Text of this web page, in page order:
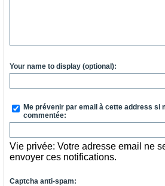
Your name to display (optional):
Me prévenir par email à cette address si
commentée:
Vie privée: Votre adresse email ne
envoyer ces notifications.
Captcha anti-spam: